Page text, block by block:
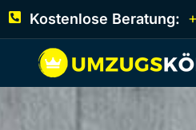
Kostenlose Beratung: